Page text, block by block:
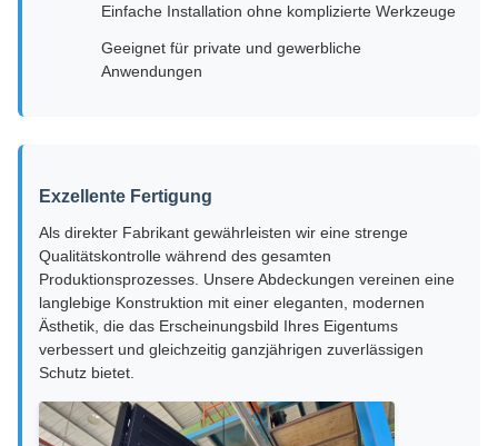
Einfache Installation ohne komplizierte Werkzeuge
Geeignet für private und gewerbliche
Anwendungen
Exzellente Fertigung
Als direkter Fabrikant gewährleisten wir eine strenge
Qualitätskontrolle während des gesamten
Produktionsprozesses. Unsere Abdeckungen vereinen eine
langlebige Konstruktion mit einer eleganten, modernen
Ästhetik, die das Erscheinungsbild Ihres Eigentums
verbessert und gleichzeitig ganzjährigen zuverlässigen
Schutz bietet.